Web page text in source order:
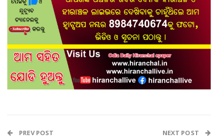
PREV POST NEXT POST